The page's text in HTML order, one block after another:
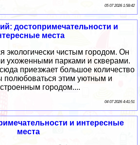
05 07 2026 1:58:42
достопримечательности и
места
экологически чистым городом. Он
ухоженными парками и скверами.
приезжает большое количество
полюбоваться этим уютным и
городом....
04 07 2026 4:41:51
и интересные
места